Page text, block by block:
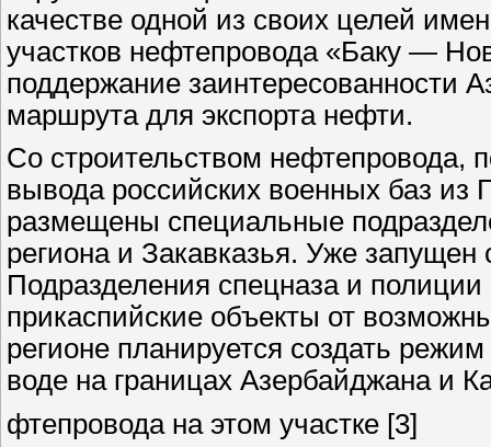
качестве одной из своих целей
участков нефтепровода «Баку —
поддержание заинтересованности
маршрута для экспорта нефти.
Со строительством нефтепровода,
вывода российских военных баз из
размещены специальные
региона и Закавказья. Уже
Подразделения спецназа и
прикаспийские объекты от
регионе планируется создать
воде на границах Азербайджана и
фтепровода на этом участке [3]